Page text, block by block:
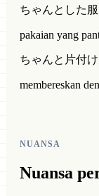
ちゃんとした服
pakaian yang
ちゃんと片付
membereskan
NUANSA
Nuansa